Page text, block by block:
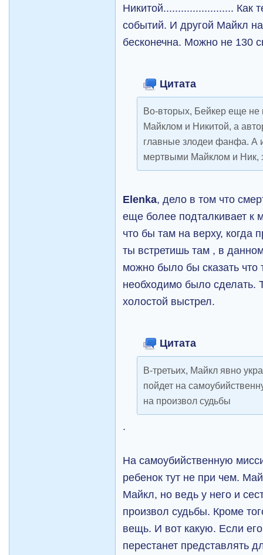
Никитой........................ Как
событий. И другой Майкл
бесконечна. Можно не 130
Цитата
Во-вторых, Бейкер еще не
Майклом и Никитой, а
главные злодеи фанфа. А
мертвыми Майклом и Ник,
Elenka, дело в том что
еще более подталкивает к
что бы там на верху, когда
ты встретишь там , в
можно было бы сказать что
необходимо было сделать.
холостой выстрел.
Цитата
В-третьих, Майкл явно
пойдет на
на произвол судьбы
.
На самоубийственную
ребенок тут не при чем.
Майкл, но ведь у него и
произвол судьбы. Кроме
вещь. И вот какую. Если
перестанет представлять